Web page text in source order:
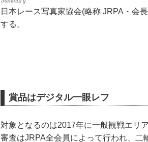
日本レース写真家協会(略称 JRPA・会
する。
賞品はデジタル一眼レフ
対象となるのは2017年に一般観戦エリ
審査はJRPA全会員によって行われ、二